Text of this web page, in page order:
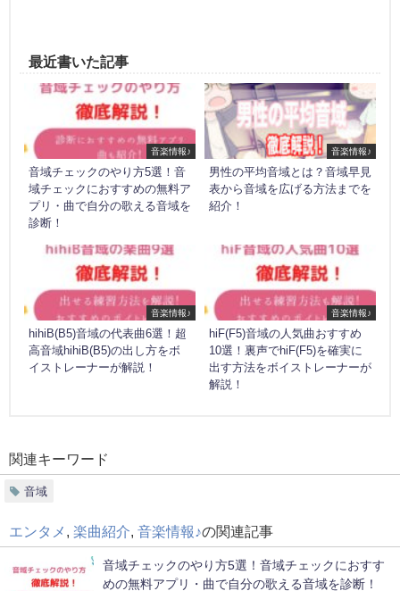
最近書いた記事
音楽情報♪
音域チェックのやり方5選！音
域チェックにおすすめの無料ア
プリ・曲で自分の歌える音域を
診断！
音楽情報♪
男性の平均音域とは？音域早見
表から音域を広げる方法までを
紹介！
音楽情報♪
hihiB(B5)音域の代表曲6選！超
高音域hihiB(B5)の出し方をボ
イストレーナーが解説！
音楽情報♪
hiF(F5)音域の人気曲おすすめ
10選！裏声でhiF(F5)を確実に
出す方法をボイストレーナーが
解説！
関連キーワード
音域
エンタメ , 楽曲紹介, 音楽情報♪の関連記事
音域チェックのやり方5選！音域チェックにおすす
めの無料アプリ・曲で自分の歌える音域を診断！